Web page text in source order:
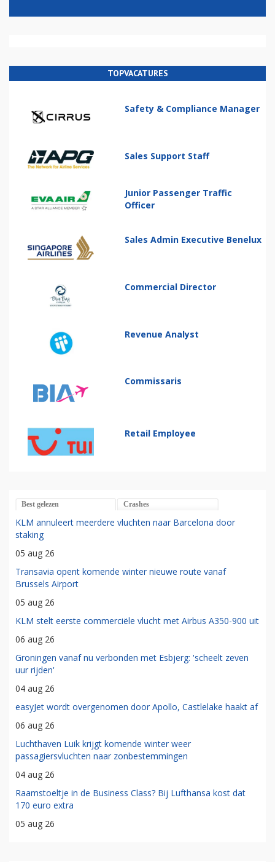
TOPVACATURES
Safety & Compliance Manager
Sales Support Staff
Junior Passenger Traffic
Officer
Sales Admin Executive Benelux
Commercial Director
Revenue Analyst
Commissaris
Retail Employee
Best gelezen Crashes
KLM annuleert meerdere vluchten naar Barcelona door
staking
05 aug 26
Transavia opent komende winter nieuwe route vanaf
Brussels Airport
05 aug 26
KLM stelt eerste commerciële vlucht met Airbus A350-900 uit
06 aug 26
Groningen vanaf nu verbonden met Esbjerg: 'scheelt zeven
uur rijden'
04 aug 26
easyJet wordt overgenomen door Apollo, Castlelake haakt af
06 aug 26
Luchthaven Luik krijgt komende winter weer
passagiersvluchten naar zonbestemmingen
04 aug 26
Raamstoeltje in de Business Class? Bij Lufthansa kost dat
170 euro extra
05 aug 26